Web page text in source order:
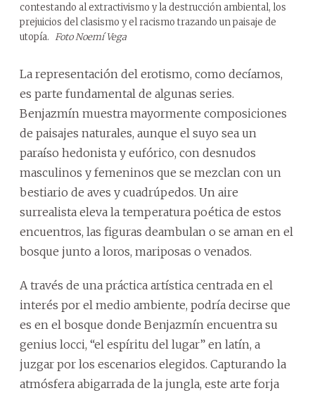
contestando al extractivismo y la destrucción ambiental, los
prejuicios del clasismo y el racismo trazando un paisaje de
utopía. Foto Noemí Vega
La representación del erotismo, como decíamos,
es parte fundamental de algunas series.
Benjazmín muestra mayormente composiciones
de paisajes naturales, aunque el suyo sea un
paraíso hedonista y eufórico, con desnudos
masculinos y femeninos que se mezclan con un
bestiario de aves y cuadrúpedos. Un aire
surrealista eleva la temperatura poética de estos
encuentros, las figuras deambulan o se aman en el
bosque junto a loros, mariposas o venados.
A través de una práctica artística centrada en el
interés por el medio ambiente, podría decirse que
es en el bosque donde Benjazmín encuentra su
genius locci, “el espíritu del lugar” en latín, a
juzgar por los escenarios elegidos. Capturando la
atmósfera abigarrada de la jungla, este arte forja